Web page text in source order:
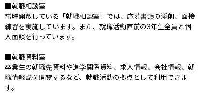
■就職相談室
常時開放している「就職相談室」では、応募書類の添削、面接
練習を実施しています。また、就職活動直前の3年生全員と個
人面談を行っています。
■就職資料室
卒業生の就職先資料や進学関係資料、求人情報、会社情報、就
職情報誌を閲覧するなど、就職活動の拠点として利用できま
す。